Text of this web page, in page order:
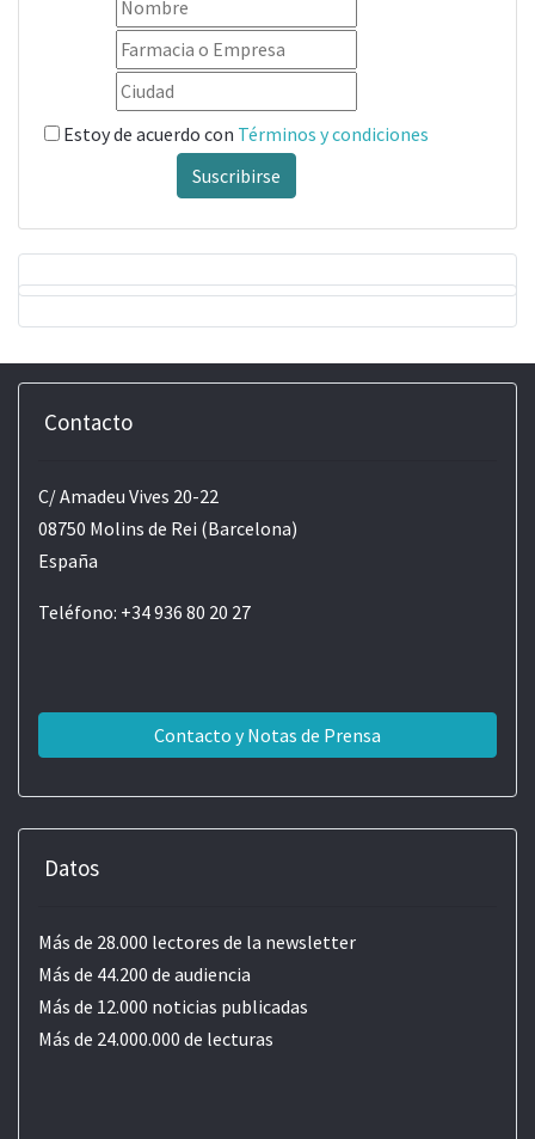
Estoy de acuerdo con Términos y condiciones
Suscribirse
Contacto
C/ Amadeu Vives 20-22
08750 Molins de Rei (Barcelona)
España
Teléfono: +34 936 80 20 27
Contacto y Notas de Prensa
Datos
Más de 28.000 lectores de la newsletter
Más de 44.200 de audiencia
Más de 12.000 noticias publicadas
Más de 24.000.000 de lecturas